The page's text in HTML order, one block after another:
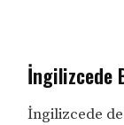
İngilizcede
İngilizcede